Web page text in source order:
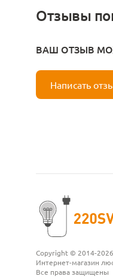
Отзывы
ВАШ ОТЗЫВ
Написать
Copyright © 2014-2026
Интернет-магазин
Все права защищены